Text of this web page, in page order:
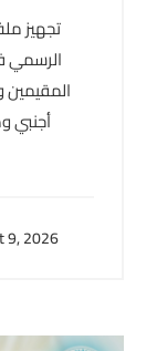
تجهيز
الرسمي
المقيمين
أجنبي
9, 2026